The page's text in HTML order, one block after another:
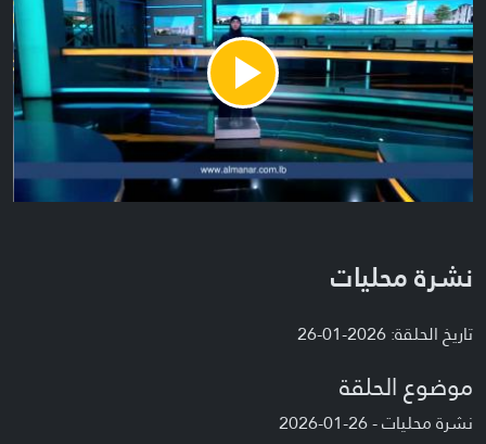
Play
Video
نشرة محليات
تاريخ الحلقة: 2026-01-26
موضوع الحلقة
نشرة محليات - 26-01-2026